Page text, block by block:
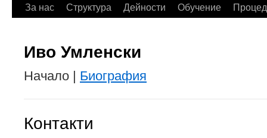
За нас Структура Дейности Обучение
Иво Умленски
Начало | Биография
Контакти